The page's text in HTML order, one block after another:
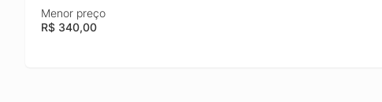
Menor preço
R$ 340,00